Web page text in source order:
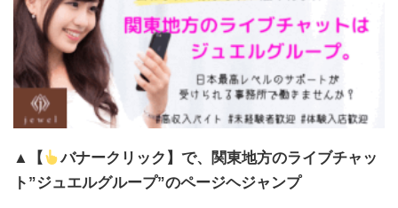
▲【
バナークリック】で、関東地方のライブチャッ
ト”ジュエルグループ”のページヘジャンプ